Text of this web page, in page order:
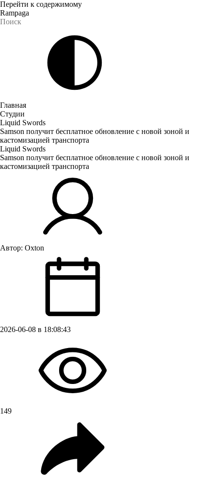
Перейти к содержимому
Rampaga
Главная
Студии
Liquid Swords
Samson получит бесплатное обновление с новой зоной и
кастомизацией транспорта
Liquid Swords
Samson получит бесплатное обновление с новой зоной и
кастомизацией транспорта
Автор: Oxton
2026-06-08 в 18:08:43
149